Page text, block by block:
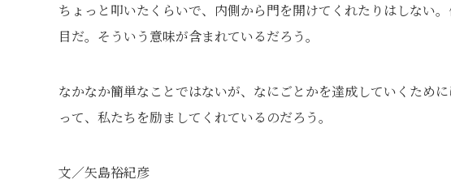
ちょっと叩いたくらいで、内側から門を開けてくれたりはしない
目だ。そういう意味が含まれているだろう。
なかなか簡単なことではないが、なにごとかを達成していくため
って、私たちを励ましてくれているのだろう。
文／矢島裕紀彦